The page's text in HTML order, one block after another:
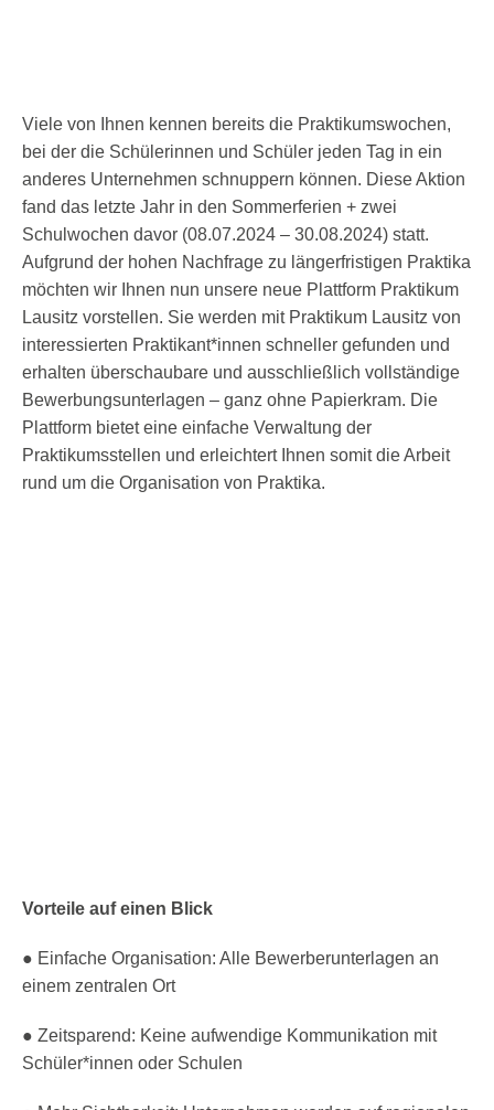
Viele von Ihnen kennen bereits die Praktikumswochen,
bei der die Schülerinnen und Schüler jeden Tag in ein
anderes Unternehmen schnuppern können. Diese Aktion
fand das letzte Jahr in den Sommerferien + zwei
Schulwochen davor (08.07.2024 – 30.08.2024) statt.
Aufgrund der hohen Nachfrage zu längerfristigen Praktika
möchten wir Ihnen nun unsere neue Plattform Praktikum
Lausitz vorstellen. Sie werden mit Praktikum Lausitz von
interessierten Praktikant*innen schneller gefunden und
erhalten überschaubare und ausschließlich vollständige
Bewerbungsunterlagen – ganz ohne Papierkram. Die
Plattform bietet eine einfache Verwaltung der
Praktikumsstellen und erleichtert Ihnen somit die Arbeit
rund um die Organisation von Praktika.
Vorteile auf einen Blick
● Einfache Organisation: Alle Bewerberunterlagen an
einem zentralen Ort
● Zeitsparend: Keine aufwendige Kommunikation mit
Schüler*innen oder Schulen